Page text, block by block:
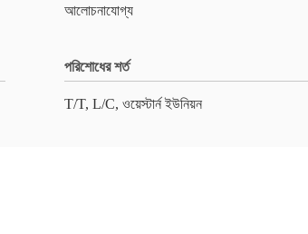
আলোচনাযোগ্য
পরিশোধের শর্ত
T/T, L/C, ওয়েস্টার্ন ইউনিয়ন